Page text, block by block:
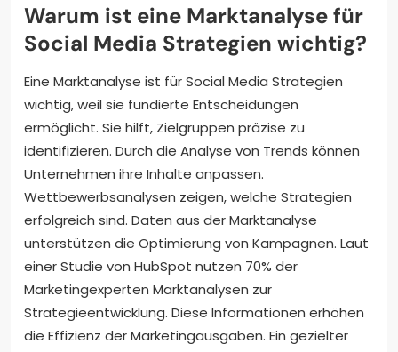
Warum ist eine Marktanalyse für
Social Media Strategien wichtig?
Eine Marktanalyse ist für Social Media Strategien
wichtig, weil sie fundierte Entscheidungen
ermöglicht. Sie hilft, Zielgruppen präzise zu
identifizieren. Durch die Analyse von Trends können
Unternehmen ihre Inhalte anpassen.
Wettbewerbsanalysen zeigen, welche Strategien
erfolgreich sind. Daten aus der Marktanalyse
unterstützen die Optimierung von Kampagnen. Laut
einer Studie von HubSpot nutzen 70% der
Marketingexperten Marktanalysen zur
Strategieentwicklung. Diese Informationen erhöhen
die Effizienz der Marketingausgaben. Ein gezielter